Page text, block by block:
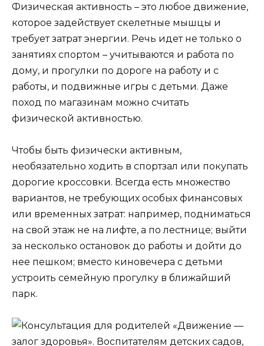
Физическая активность – это любое движение,
которое задействует скелетные мышцы и
требует затрат энергии. Речь идет не только о
занятиях спортом – учитываются и работа по
дому, и прогулки по дороге на работу и с
работы, и подвижные игры с детьми. Даже
поход по магазинам можно считать
физической активностью.
Чтобы быть физически активным,
необязательно ходить в спортзал или покупать
дорогие кроссовки. Всегда есть множество
вариантов, не требующих особых финансовых
или временных затрат: например, подниматься
на свой этаж не на лифте, а по лестнице; выйти
за несколько остановок до работы и дойти до
нее пешком; вместо киновечера с детьми
устроить семейную прогулку в ближайший
парк.